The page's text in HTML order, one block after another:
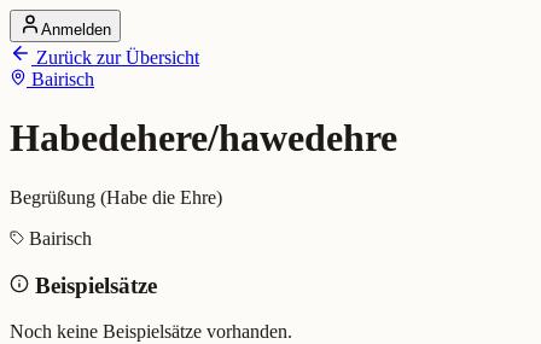
Startseite
Alle Dialekte
Dialekte vergleichen
Dialekt-Karte
Ranking
Habedehere/hawedehre
Bedeutung: Begrüßung (Habe die Ehre)
Eingereicht von: Mundwerk Team
Anmelden
Zurück zur Übersicht
Bairisch
Habedehere/hawedehre
Begrüßung (Habe die Ehre)
Bairisch
Beispielsätze
Noch keine Beispielsätze vorhanden.